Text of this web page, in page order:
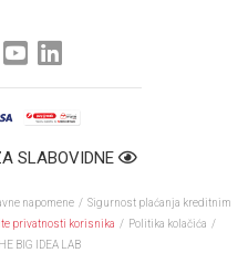
SLABOVIDNE
napomene / Sigurnost plaćanja kreditnim
privatnosti korisnika / Politika kolačića /
BIG IDEA LAB